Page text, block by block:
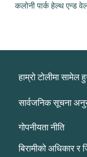
कलोनी पार्क हेल्थ एन्ड
हाम्रो टोलीमा सामेल
सार्वजनिक सूचना
गोपनीयता नीति
बिरामीको अधिकार र